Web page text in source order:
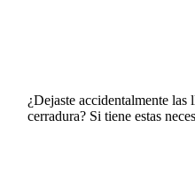
¿Dejaste accidentalmente las
cerradura? Si tiene estas